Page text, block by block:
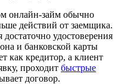
онлайн-займ обычно
действий от заемщика.
удостоверения
и банковской карты
как кредитор, а клиент
проходит быстрые
договор.